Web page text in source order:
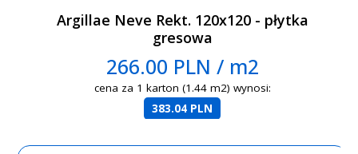
Argillae Neve Rekt. 120x120 - płytka
gresowa
266.00 PLN / m2
cena za 1 karton (1.44 m2) wynosi:
383.04 PLN